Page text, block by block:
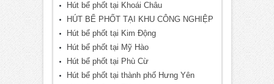
Hút bể phốt tại Khoái Châu
HÚT BỂ PHỐT TẠI KHU CÔNG NGHIỆP
Hút bể phốt tại Kim Động
Hút bể phốt tại Mỹ Hào
Hút bể phốt tại Phù Cừ
Hút bể phốt tại thành phố Hưng Yên